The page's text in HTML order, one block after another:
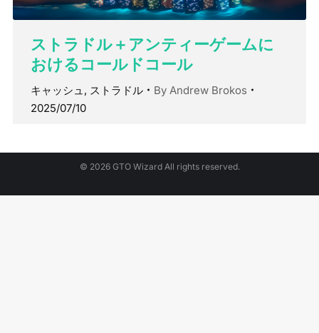
ストラドル＋アンティーゲームに
おけるコールドコール
キャッシュ, ストラドル By Andrew Brokos
2025/07/10
© 2026 GTO Wizard All rights reserved.